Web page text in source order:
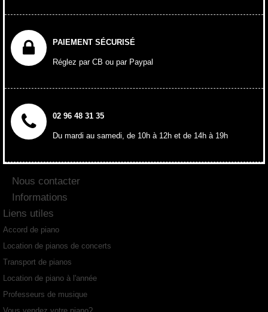
PAIEMENT SÉCURISÉ
Réglez par CB ou par Paypal
02 96 48 31 35
Du mardi au samedi, de 10h à 12h et de 14h à 19h
Nous contacter
Informations
Liens utiles
Accord de piano
Location de pianos de concerts
Transport de pianos
Location de piano à l'année
Professeurs de musique